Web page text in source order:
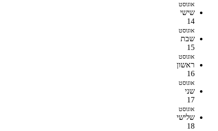
אוגוסט
שישי
14
אוגוסט
שבת
15
אוגוסט
ראשון
16
אוגוסט
שני
17
אוגוסט
שלישי
18